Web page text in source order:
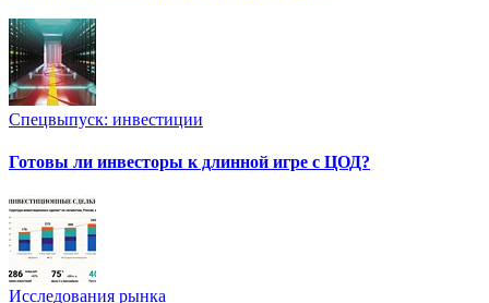
Спецвыпуск: инвестиции
Готовы ли инвесторы к длинной игре с ЦОД?
Исследования рынка